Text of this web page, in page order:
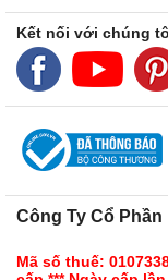
Kết nối với chúng
Công Ty Cổ
Mã số thuế: